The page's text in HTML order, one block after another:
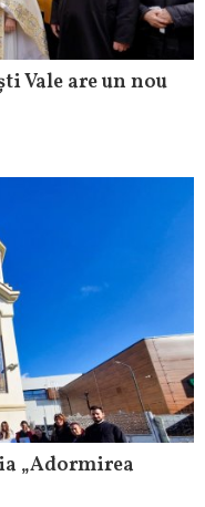
Vale are un nou
„Adormirea